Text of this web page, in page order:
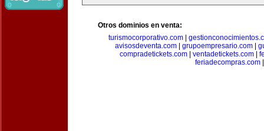
Otros dominios en venta:
turismocorporativo.com
avisosdeventa.com| grupoempresario.com|
compradetickets.com| ventadetickets.com|
feriadecompras.com|